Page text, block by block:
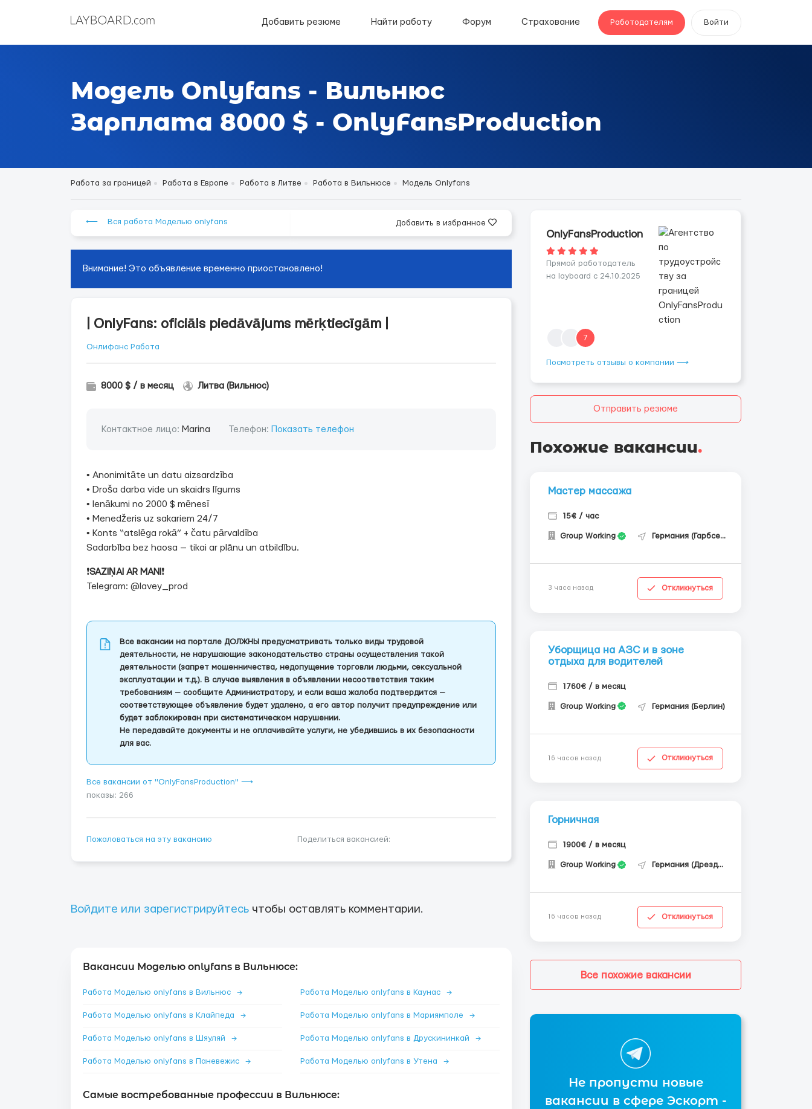
Добавить резюме Найти работу Форум Страхование Работодателям Войти
Модель Onlyfans - Вильнюс
Зарплата 8000 $ - OnlyFansProduction
Работа за границей Работа в Европе Работа в Литве Работа в Вильнюсе Модель Onlyfans
⟵ Вся работа Моделью onlyfans Добавить в избранное
Внимание! Это объявление временно приостановлено!
| OnlyFans: oficiāls piedāvājums mērķtiecīgām |
Онлифанс Работа
8000 $ / в месяц Литва (Вильнюс)
Контактное лицо: Marina Телефон: Показать телефон
• Anonimitāte un datu aizsardzība
• Droša darba vide un skaidrs līgums
• Ienākumi no 2000 $ mēnesī
• Menedžeris uz sakariem 24/7
• Konts “atslēga rokā” + čatu pārvaldība
Sadarbība bez haosa — tikai ar plānu un atbildību.
❗️SAZIŅAI AR MANI ❗️
Telegram: @lavey_prod
Все вакансии на портале ДОЛЖНЫ предусматривать только виды трудовой
деятельности, не нарушающие законодательство страны осуществления такой
деятельности (запрет мошенничества, недопущение торговли людьми, сексуальной
эксплуатации и т.д.). В случае выявления в объявлении несоответствия таким
требованиям — сообщите Администратору, и если ваша жалоба подтвердится —
соответствующее объявление будет удалено, а его автор получит предупреждение или
будет заблокирован при систематическом нарушении.
Не передавайте документы и не оплачивайте услуги, не убедившись в их безопасности
для вас.
Все вакансии от "OnlyFansProduction" ⟶
показы: 266
Пожаловаться на эту вакансию Поделиться вакансией:
Войдите или зарегистрируйтесь чтобы оставлять комментарии.
Вакансии Моделью onlyfans в Вильнюсе:
Работа Моделью onlyfans в Вильнюс → Работа Моделью onlyfans в Каунас →
Работа Моделью onlyfans в Клайпеда → Работа Моделью onlyfans в Мариямполе →
Работа Моделью onlyfans в Шяуляй → Работа Моделью onlyfans в Друскининкай →
Работа Моделью onlyfans в Паневежис → Работа Моделью onlyfans в Утена →
Самые востребованные профессии в Вильнюсе:
OnlyFansProduction
Прямой работодатель
на layboard с 24.10.2025
7
Посмотреть отзывы о компании ⟶
Отправить резюме
Похожие вакансии.
Мастер массажа
15€ / час
Group Working Германия (Гарбсен)
3 часа назад Откликнуться
Уборщица на АЗС и в зоне
отдыха для водителей
1760€ / в месяц
Group Working Германия (Берлин)
16 часов назад Откликнуться
Горничная
1900€ / в месяц
Group Working Германия (Дрезден)
16 часов назад Откликнуться
Все похожие вакансии
Не пропусти новые
вакансии в сфере Эскорт -